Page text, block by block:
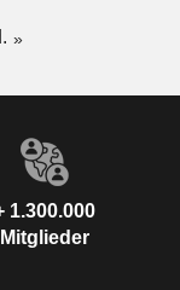
1.300.000
Mitglieder